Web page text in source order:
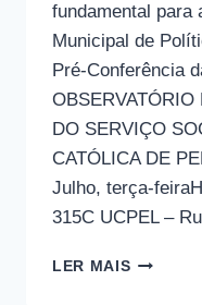
fundamental para
Municipal de
Pré-Conferência
DO SERVIÇO
CATÓLICA DE
Julho, terça-
315C UCPEL –
LER MAISATENÇÃO